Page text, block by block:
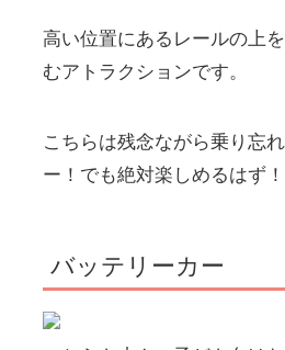
高い位置にあるレールの上
むアトラクションです。
こちらは残念ながら乗り忘
ー！でも絶対楽しめるはず！
バッテリーカー